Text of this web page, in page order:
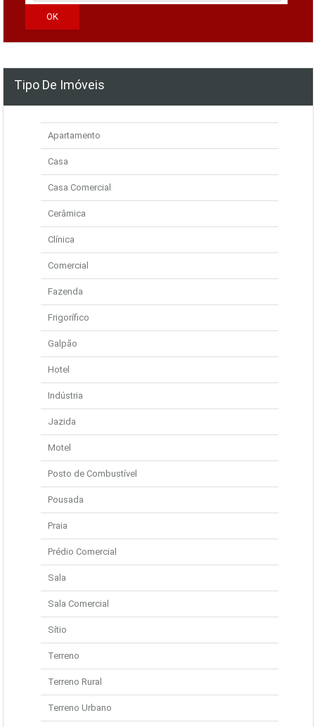
Tipo De Imóveis
Apartamento
Casa
Casa Comercial
Cerâmica
Clínica
Comercial
Fazenda
Frigorífico
Galpão
Hotel
Indústria
Jazida
Motel
Posto de Combustível
Pousada
Praia
Prédio Comercial
Sala
Sala Comercial
Sítio
Terreno
Terreno Rural
Terreno Urbano